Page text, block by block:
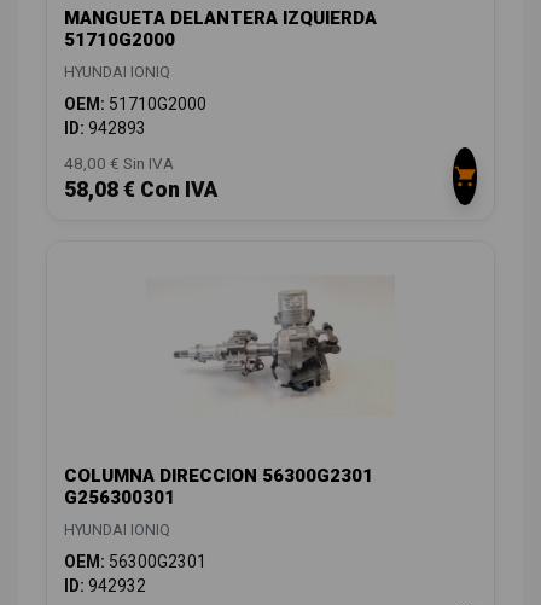
MANGUETA DELANTERA IZQUIERDA
51710G2000
HYUNDAI IONIQ
OEM: 51710G2000
ID: 942893
48,00 € Sin IVA
58,08 € Con IVA
COLUMNA DIRECCION 56300G2301
G256300301
HYUNDAI IONIQ
OEM: 56300G2301
ID: 942932